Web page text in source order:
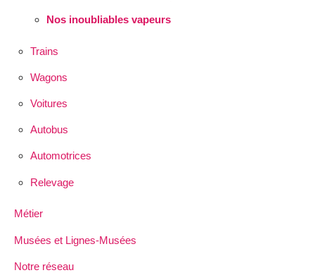
Nos inoubliables vapeurs
Trains
Wagons
Voitures
Autobus
Automotrices
Relevage
Métier
Musées et Lignes-Musées
Notre réseau